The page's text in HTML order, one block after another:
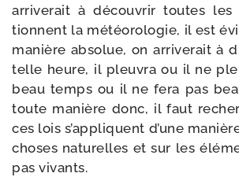
arri­ve­rait à décou­vrir toutes
tionnent la météo­ro­lo­gie, il est
manière abso­lue, on arri­ve­rait à
telle heure, il pleu­vra ou il ne
beau temps ou il ne fera pas
toute manière donc, il faut
ces lois s’appliquent d’une
choses natu­relles et sur les
pas vivants.